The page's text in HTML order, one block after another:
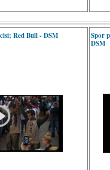
Red Bull - DSM
Spor
DSM